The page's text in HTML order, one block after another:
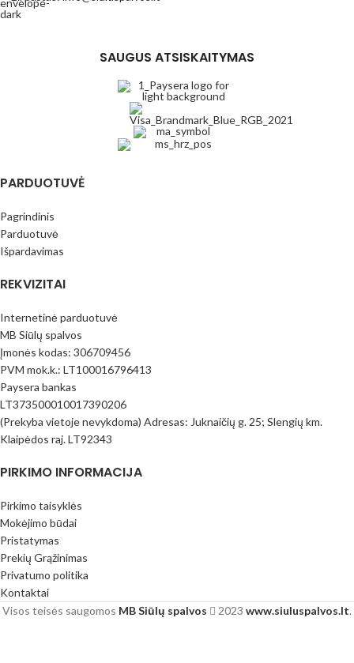
SAUGUS ATSISKAITYMAS
PARDUOTUVĖ
Pagrindinis
Parduotuvė
Išpardavimas
REKVIZITAI
Internetinė parduotuvė
MB Siūlų spalvos
Įmonės kodas: 306709456
PVM mok.k.: LT100016796413
Paysera bankas
LT373500010017390206
(Prekyba vietoje nevykdoma) Adresas: Juknaičių g. 25; Slengių km.
Klaipėdos raj. LT92343
PIRKIMO INFORMACIJA
Pirkimo taisyklės
Mokėjimo būdai
Pristatymas
Prekių Grąžinimas
Privatumo politika
Kontaktai
Visos teisės saugomos MB Siūlų spalvos 2023 www.siuluspalvos.lt.